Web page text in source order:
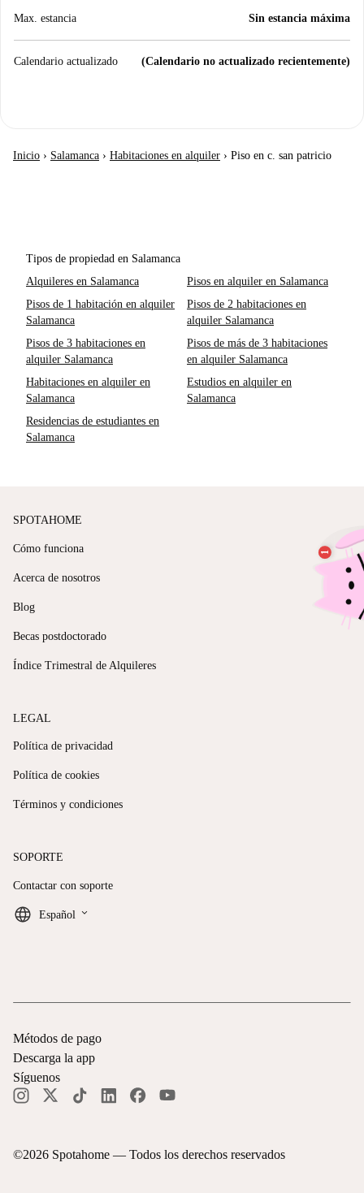
Max. estancia Sin estancia máxima
Calendario actualizado (Calendario no actualizado recientemente)
Inicio › Salamanca › Habitaciones en alquiler › Piso en c. san patricio
Tipos de propiedad en Salamanca
Alquileres en Salamanca
Pisos en alquiler en Salamanca
Pisos de 1 habitación en alquiler
Salamanca
Pisos de 2 habitaciones en
alquiler Salamanca
Pisos de 3 habitaciones en
alquiler Salamanca
Pisos de más de 3 habitaciones
en alquiler Salamanca
Habitaciones en alquiler en
Salamanca
Estudios en alquiler en
Salamanca
Residencias de estudiantes en
Salamanca
SPOTAHOME
Cómo funciona
Acerca de nosotros
Blog
Becas postdoctorado
Índice Trimestral de Alquileres
LEGAL
Política de privacidad
Política de cookies
Términos y condiciones
SOPORTE
Contactar con soporte
Español keyboard_arrow_down
©2026 Spotahome — Todos los derechos reservados
Métodos de pago
Descarga la app
Síguenos